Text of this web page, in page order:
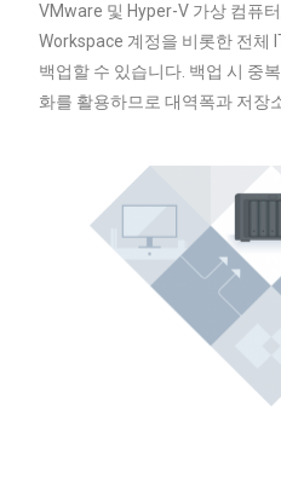
VMware 및 Hyper-V 가상 컴퓨
Workspace 계정을 비롯한 전체
백업할 수 있습니다. 백업 시 중
화를 활용하므로 대역폭과 저장